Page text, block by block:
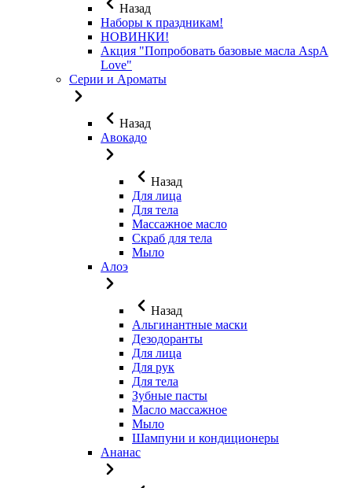
Назад
Наборы к праздникам!
НОВИНКИ!
Акция "Попробовать базовые масла AspA
Love"
Серии и Ароматы
Назад
Авокадо
Назад
Для лица
Для тела
Массажное масло
Скраб для тела
Мыло
Алоэ
Назад
Альгинантные маски
Дезодоранты
Для лица
Для рук
Для тела
Зубные пасты
Масло массажное
Мыло
Шампуни и кондиционеры
Ананас